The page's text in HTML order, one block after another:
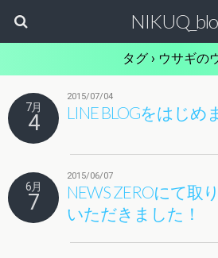
タグ › ウサギの
7月
4
2015/07/04
LINE BLOGをはじめ
6月
7
2015/06/07
NEWS ZEROにて取
いただきました！